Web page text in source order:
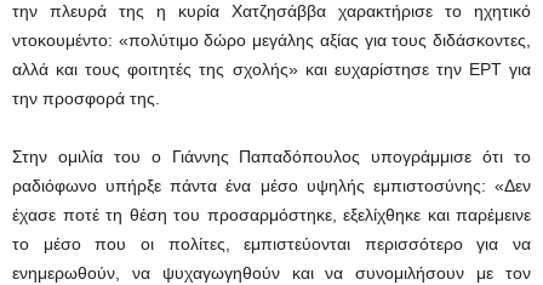
την πλευρά της η κυρία Χατζησάββα χαρακτήρισε το ηχητικό
ντοκουμέντο: «πολύτιμο δώρο μεγάλης αξίας για τους διδάσκοντες,
αλλά και τους φοιτητές της σχολής» και ευχαρίστησε την ΕΡΤ για
την προσφορά της.
Στην ομιλία του ο Γιάννης Παπαδόπουλος υπογράμμισε ότι το
ραδιόφωνο υπήρξε πάντα ένα μέσο υψηλής εμπιστοσύνης: «Δεν
έχασε ποτέ τη θέση του προσαρμόστηκε, εξελίχθηκε και παρέμεινε
το μέσο που οι πολίτες, εμπιστεύονται περισσότερο για να
ενημερωθούν, να ψυχαγωγηθούν και να συνομιλήσουν με τον